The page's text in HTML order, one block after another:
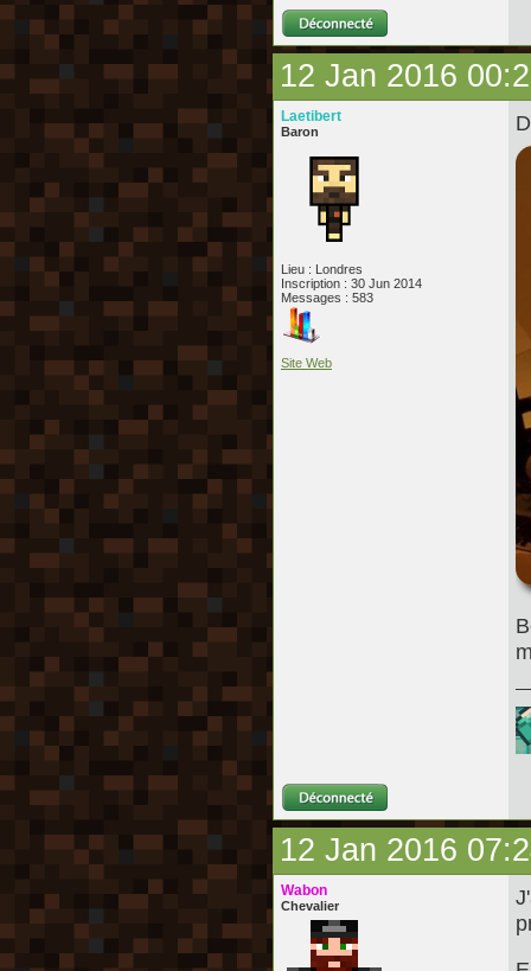
12 Jan 2016
Laetibert
Baron
Lieu : Londres
Inscription : 30 Jun 2014
Messages : 583
Site Web
12 Jan 2016
Wabon
Chevalier